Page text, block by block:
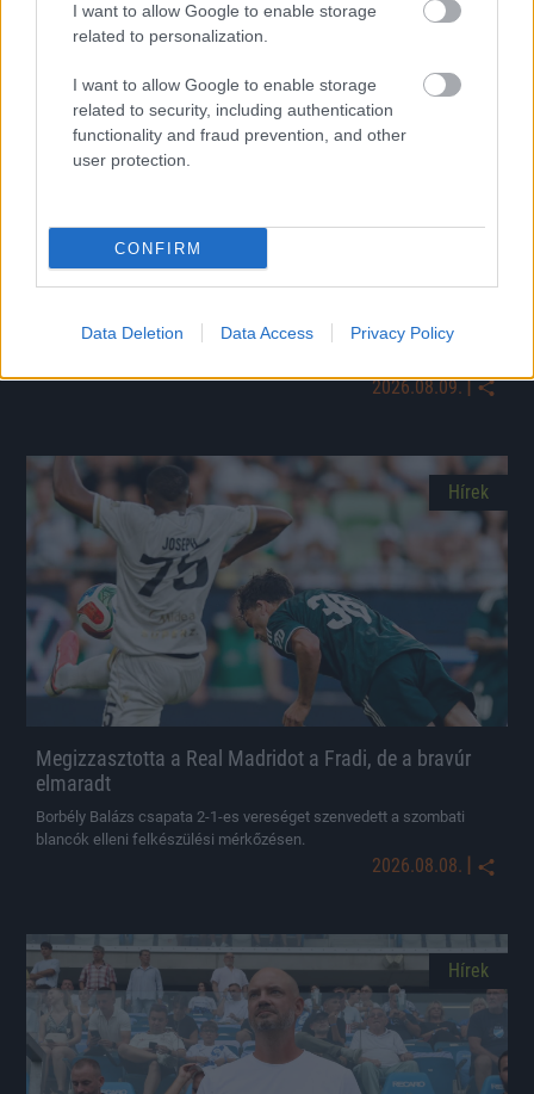
I want to allow Google to enable storage
related to personalization.
I want to allow Google to enable storage
related to security, including authentication
functionality and fraud prevention, and other
user protection.
CONFIRM
Data Deletion Data Access Privacy Policy
Mourinho elárulta, miért volt különösen hasznos nekik
a Fradi elleni meccs
Mourinho szavai legalább annyira szóltak a Fradiról, mint saját
2026.08.09. |
Hírek
Megizzasztotta a Real Madridot a Fradi, de a bravúr
elmaradt
Borbély Balázs csapata 2-1-es vereséget szenvedett a szombati
blancók elleni felkészülési mérkőzésen.
2026.08.08. |
Hírek